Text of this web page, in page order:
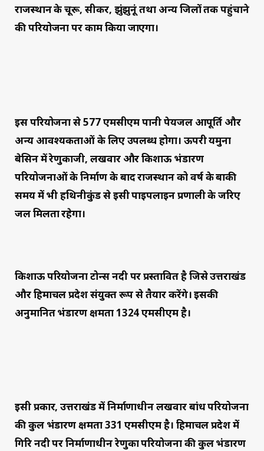
राजस्थान के चूरू, सीकर, झुंझुनूं तथा अन्य जिलों तक पहुंचाने
की परियोजना पर काम किया जाएगा।
इस परियोजना से 577 एमसीएम पानी पेयजल आपूर्ति और
अन्य आवश्यकताओं के लिए उपलब्ध होगा। ऊपरी यमुना
बेसिन में रेणुकाजी, लखवार और किशाऊ भंडारण
परियोजनाओं के निर्माण के बाद राजस्थान को वर्ष के बाकी
समय में भी हथिनीकुंड से इसी पाइपलाइन प्रणाली के जरिए
जल मिलता रहेगा।
किशाऊ परियोजना टोन्स नदी पर प्रस्तावित है जिसे उत्तराखंड
और हिमाचल प्रदेश संयुक्त रूप से तैयार करेंगे। इसकी
अनुमानित भंडारण क्षमता 1324 एमसीएम है।
इसी प्रकार, उत्तराखंड में निर्माणाधीन लखवार बांध परियोजना
की कुल भंडारण क्षमता 331 एमसीएम है। हिमाचल प्रदेश में
गिरि नदी पर निर्माणाधीन रेणुका परियोजना की कुल भंडारण